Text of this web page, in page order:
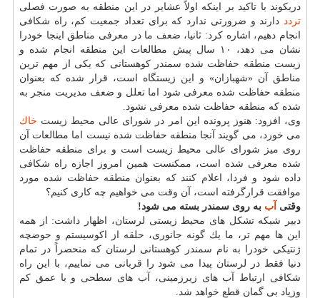
دریكوند با تاكید بر اینكه اولاً عشایر در این منطقه به صورت فصلی
تردد دارند و ضرورتی ندارد كه برای تعداد جمعیت كم، راه شكافی
انجام دهیم، اشاره كرد: ثانیا، ضعف ما در معرفی مناطق اینجا خودرا
نشان می دهد، ۱۰ سال پیش مطالعات این منطقه انجام شده و
زیست منطقه حفاظت شده سمندر كوهستانی كه یكی از مهم ترین
مناطق آن «شهبازان» و این زیستگاه است، قرار شده كه بعنوان
منطقه حفاظت شده معرفی شود اما تعلل و ضعف مدیریت منجر به
شده كه منطقه حفاظت شده معرفی نشود.
وی، افزود: هنوز پرونده این امر در شورای عالی محیط زیست خاك
می خورد، می گویند آنجا منطقه حفاظت شده نیست اما مطالعات آن
روی میز شورای عالی محیط زیست است و برای منطقه حفاظت
شده معرفی شده است، ممكنست همین امروز اجازه راه شكافی
داده شود و فردا، اعلام كنند كه بعنوان منطقه حفاظت شده مورد
موافقت قرارگرفته است، آن وقت می خواهیم چه كاری كنیم؟
وقتی آب به روی سمندر بسته می شود!
دبیر شبكه تشكل های محیط زیستی لرستان، اظهار داشت: از همه
این ها مهم تر، ما یك گونه جانوری، حلقه از اكوسیستم و حوضچه
ژنتیكی خودرا به نام سمندر كوهستانی لرستان كه منحصراً در تمام
دنیا فقط در لرستان پیدا می شود را قربانی می نماییم، با این راه
شكافی ارتباط آب های زیرزمینی، آب های سطحی و با عمق كم
وزیاد بی گمان قطع خواهد شد.